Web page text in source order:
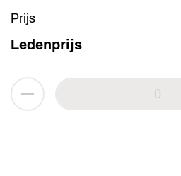
Prijs
Ledenprijs